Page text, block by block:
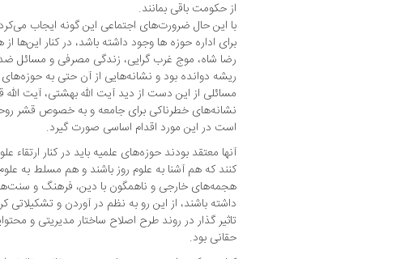
از حکومت باقی بمانند.
با این حال ضرورت‌های اجتماعی این گونه ایجاب
برای اداره حوزه ها وجود داشته باشد، در کنار این‌ها
رضا شاه، موج غرب گرایی، زندگی مصرفی و مسائل
ریشه دوانده بود و نشانه‌هایی از آن حتی به
مسائلی از این دست از دید آیت الله بهشتی، آیت
نشانه‌های خطرناکی برای جامعه و به خصوص قشر
است در این مورد اقدام اساسی صورت گیرد.
آنها معتقد بودند حوزه‌های علمیه باید در کنار ارتقاء
کنند که هم آشنا به علوم روز باشند و هم مسلط به علوم
هجمه‌های خارجی و ناهمگون با دین، فرهنگ و
داشته باشند، از این رو به نظم در آوردن و تشکیلاتی
تاثیر گذار در روند طرح اصلاح ساختار مدیریتی و
حقانی بود.